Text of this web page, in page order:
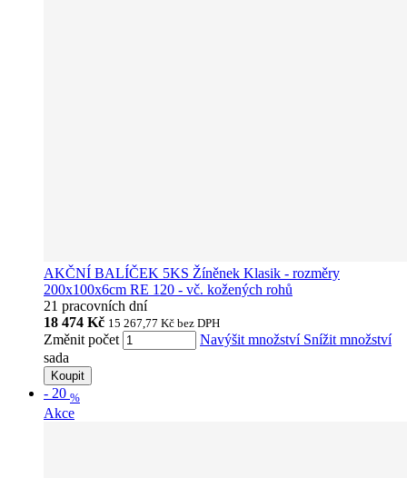
AKČNÍ BALÍČEK 5KS Žíněnek Klasik - rozměry
200x100x6cm RE 120 - vč. kožených rohů
21 pracovních dní
18 474 Kč 15 267,77 Kč bez DPH
Změnit počet Navýšit množství Snížit množství
sada
Koupit
- 20 %
Akce